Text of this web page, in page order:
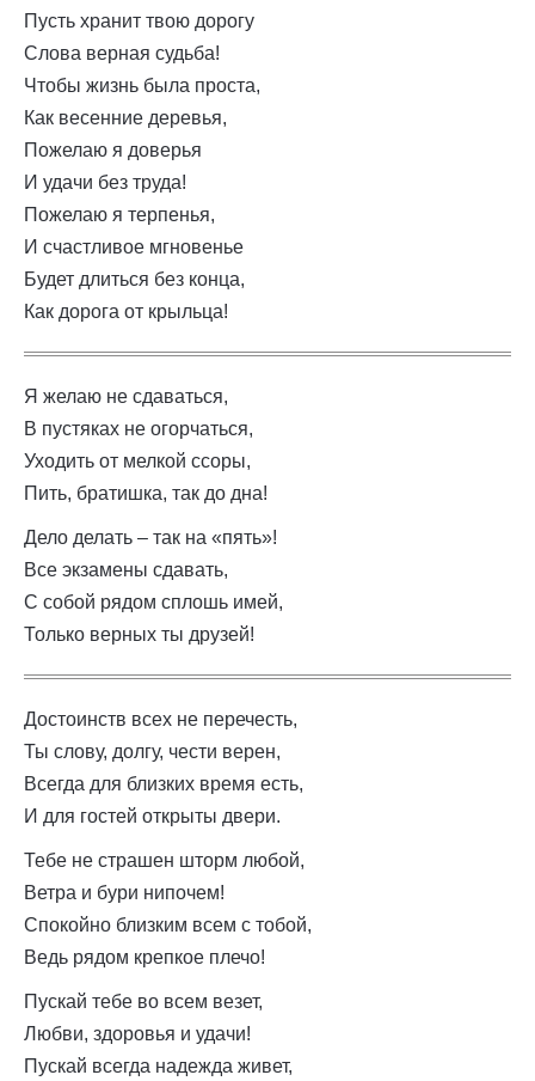
Пусть хранит твою дорогу
Слова верная судьба!
Чтобы жизнь была проста,
Как весенние деревья,
Пожелаю я доверья
И удачи без труда!
Пожелаю я терпенья,
И счастливое мгновенье
Будет длиться без конца,
Как дорога от крыльца!
Я желаю не сдаваться,
В пустяках не огорчаться,
Уходить от мелкой ссоры,
Пить, братишка, так до дна!
Дело делать – так на «пять»!
Все экзамены сдавать,
С собой рядом сплошь имей,
Только верных ты друзей!
Достоинств всех не перечесть,
Ты слову, долгу, чести верен,
Всегда для близких время есть,
И для гостей открыты двери.
Тебе не страшен шторм любой,
Ветра и бури нипочем!
Спокойно близким всем с тобой,
Ведь рядом крепкое плечо!
Пускай тебе во всем везет,
Любви, здоровья и удачи!
Пускай всегда надежда живет,